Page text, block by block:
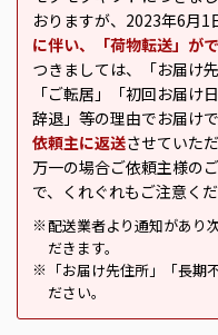
おりますが、2023年6月1
に伴い、「荷物転送」が
つきましては、「お届け
「ご転居」「初回お届け
辞退」等の理由でお届け
依頼主に返送させていた
万一の場合ご依頼主様の
で、くれぐれもご注意くだ
※ 配送業者より通知があり
だきます。
※
「お届け先住所」「長期
ださい。